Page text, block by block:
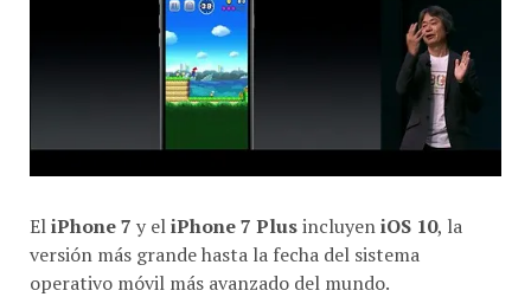
EliPhone 7 y eliPhone 7 PlusincluyeniOS 10, la
versión más grande hasta la fecha del sistema
operativo móvil más avanzado del mundo.